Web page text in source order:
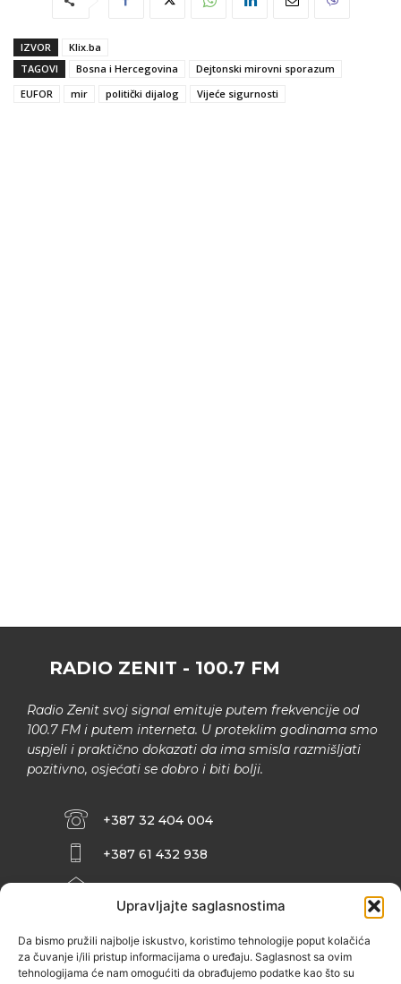
Upravljajte saglasnostima
Da bismo pružili najbolje iskustvo, koristimo tehnologije poput kolačića
za čuvanje i/ili pristup informacijama o uređaju. Saglasnost sa ovim
tehnologijama će nam omogućiti da obrađujemo podatke kao što su
IZVOR
Klix.ba
TAGOVI
Bosna i Hercegovina
Dejtonski mirovni sporazum
EUFOR
mir politički dijalog Vijeće sigurnosti
RADIO ZENIT - 100.7 FM
Radio Zenit svoj signal emituje putem frekvencije od
100.7 FM i putem interneta. U proteklim godinama smo
uspjeli i praktično dokazati da ima smisla razmišljati
pozitivno, osjećati se dobro i biti bolji.
+387 32 404 004
+387 61 432 938
INFO@ZENIT.BA
ZENIČANKA, 3. SPRAT), 72000 ZENICA